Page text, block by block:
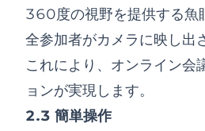
360度の視野を提供する魚
全参加者がカメラに映し出
これにより、オンライン会
ョンが実現します。
2.3 簡単操作